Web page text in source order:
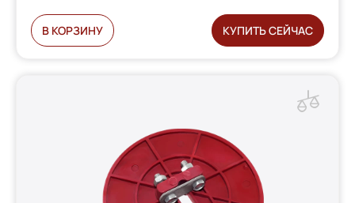
В КОРЗИНУ КУПИТЬ СЕЙЧАС